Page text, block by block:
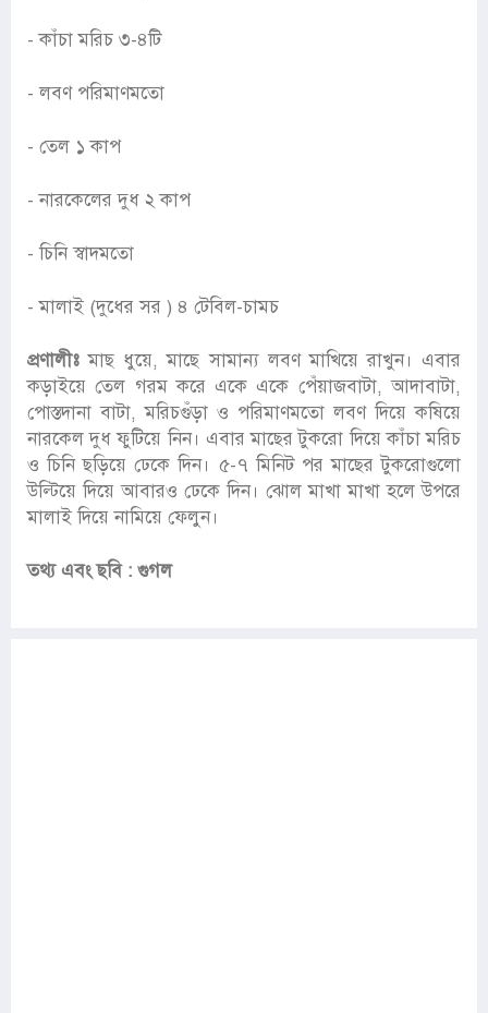
- কাঁচা মরিচ ৩-৪টি
- লবণ পরিমাণমতো
- তেল ১ কাপ
- নারকেলের দুধ ২ কাপ
- চিনি স্বাদমতো
- মালাই (দুধের সর ) ৪ টেবিল-চামচ
প্রণালীঃমাছ ধুয়ে, মাছে সামান্য লবণ মাখিয়ে রাখুন। এবার
কড়াইয়ে তেল গরম করে একে একে পেঁয়াজবাটা, আদাবাটা,
পোস্তদানা বাটা, মরিচগুঁড়া ও পরিমাণমতো লবণ দিয়ে কষিয়ে
নারকেল দুধ ফুটিয়ে নিন। এবার মাছের টুকরো দিয়ে কাঁচা মরিচ
ও চিনি ছড়িয়ে ঢেকে দিন। ৫-৭ মিনিট পর মাছের টুকরোগুলো
উল্টিয়ে দিয়ে আবারও ঢেকে দিন। ঝোল মাখা মাখা হলে উপরে
মালাই দিয়ে নামিয়ে ফেলুন।
তথ্য এবং ছবি : গুগল